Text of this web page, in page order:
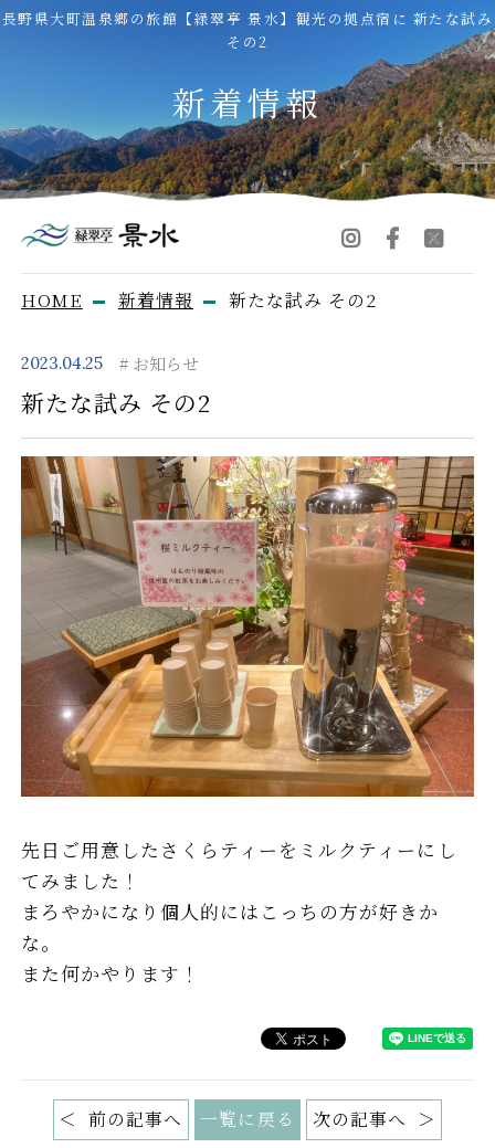
長野県大町温泉郷の旅館【緑翠亭 景水】観光の拠点宿に 新たな試み
その2
新着情報
HOME 新着情報 新たな試み その2
2023.04.25 お知らせ
新たな試み その2
先日ご用意したさくらティーをミルクティーにし
てみました！
まろやかになり個人的にはこっちの方が好きか
な。
また何かやります！
前の記事へ 一覧に戻る 次の記事へ